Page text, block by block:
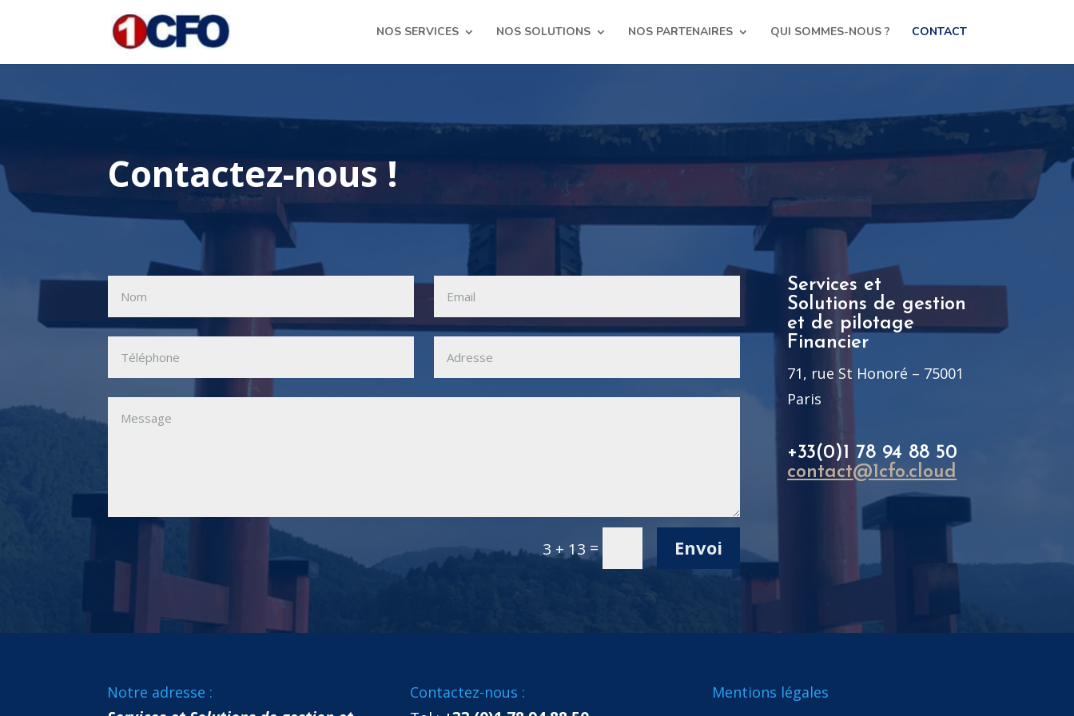
NOS SERVICES NOS SOLUTIONS NOS PARTENAIRES QUI SOMMES-NOUS ? CONTACT
Contactez-nous !
3 + 13 = Envoi
Services et
Solutions de gestion
et de pilotage
Financier
71, rue St Honoré – 75001
Paris
+33(0)1 78 94 88 50
contact@1cfo.cloud
Notre adresse : Contactez-nous : Mentions légales